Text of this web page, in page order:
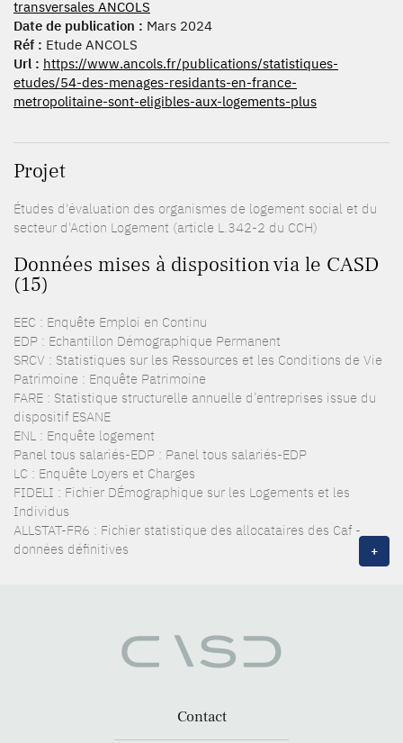
transversales ANCOLS
Date de publication : Mars 2024
Réf : Etude ANCOLS
Url : https://www.ancols.fr/publications/statistiques-
etudes/54-des-menages-residants-en-france-
metropolitaine-sont-eligibles-aux-logements-plus
Projet
Études d'évaluation des organismes de logement social et du
secteur d'Action Logement (article L.342-2 du CCH)
Données mises à disposition via le CASD
(15)
EEC : Enquête Emploi en Continu
EDP : Echantillon Démographique Permanent
SRCV : Statistiques sur les Ressources et les Conditions de Vie
Patrimoine : Enquête Patrimoine
FARE : Statistique structurelle annuelle d’entreprises issue du
dispositif ESANE
ENL : Enquête logement
Panel tous salariés-EDP : Panel tous salariés-EDP
LC : Enquête Loyers et Charges
FIDELI : Fichier DÉmographique sur les Logements et les
Individus
ALLSTAT-FR6 : Fichier statistique des allocataires des Caf -
données définitives
+
Contact